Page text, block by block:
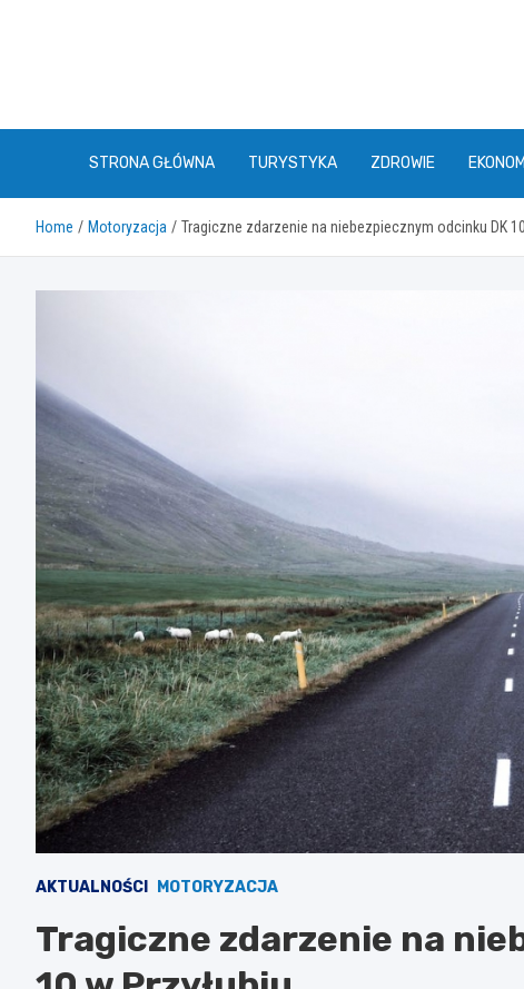
STRONA GŁÓWNA TURYSTYKA ZDROWIE
Home Motoryzacja Tragiczne zdarzenie na niebezpiecznym odcinku DK
AKTUALNOŚCI MOTORYZACJA
Tragiczne zdarzenie na